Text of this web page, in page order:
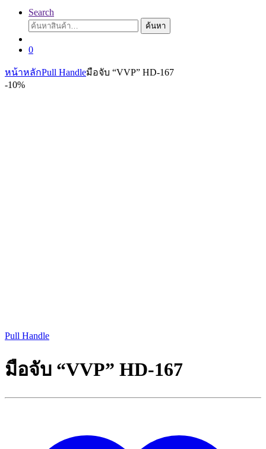
Search
ค้นหา:
ค้นหา
0
หน้าหลักPull Handleมือจับ “VVP” HD-167
-10%
Pull Handle
มือจับ “VVP” HD-167